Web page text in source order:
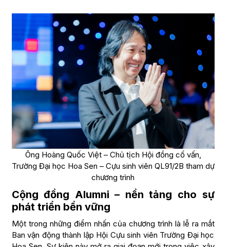
Ông Hoàng Quốc Việt – Chủ tịch Hội đồng cố vấn,
Trường Đại học Hoa Sen – Cựu sinh viên QL91/2B tham dự
chương trình
Cộng đồng Alumni – nền tảng cho sự
phát triển bền vững
Một trong những điểm nhấn của chương trình là lễ ra mắt
Ban vận động thành lập Hội Cựu sinh viên Trường Đại học